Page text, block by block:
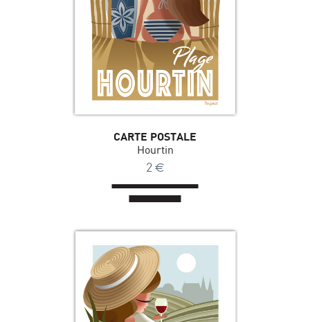
CARTE POSTALE
Hourtin
2 €